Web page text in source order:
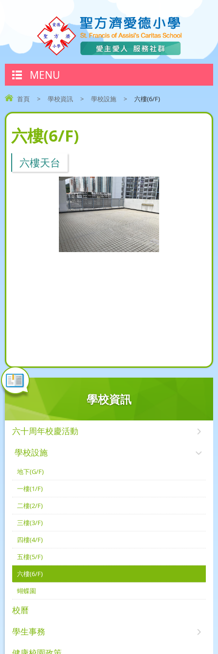
MENU
首頁 > 學校資訊 > 學校設施 > 六樓(6/F)
六樓(6/F)
六樓天台
學校資訊
六十周年校慶活動
學校設施
地下(G/F)
一樓(1/F)
二樓(2/F)
三樓(3/F)
四樓(4/F)
五樓(5/F)
六樓(6/F)
蝴蝶園
校曆
學生事務